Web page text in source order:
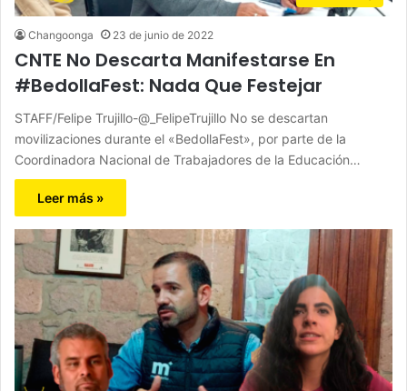
Changoonga 23 de junio de 2022
CNTE No Descarta Manifestarse En
#BedollaFest: Nada Que Festejar
STAFF/Felipe Trujillo-@_FelipeTrujillo No se descartan
movilizaciones durante el «BedollaFest», por parte de la
Coordinadora Nacional de Trabajadores de la Educación…
Leer más »